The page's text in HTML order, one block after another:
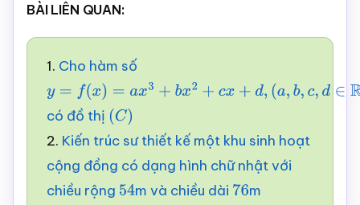
BÀI LIÊN QUAN:
1. Cho hàm số
y=f( x)=a x3 +bx2 +c x+d ,
(a, b,c ,d∈R,a
có đồ thị (C)
2. Kiến trúc sư thiết kế một khu sinh hoạt
cộng đồng có dạng hình chữ nhật với
chiều rộng 54m và chiều dài 76m